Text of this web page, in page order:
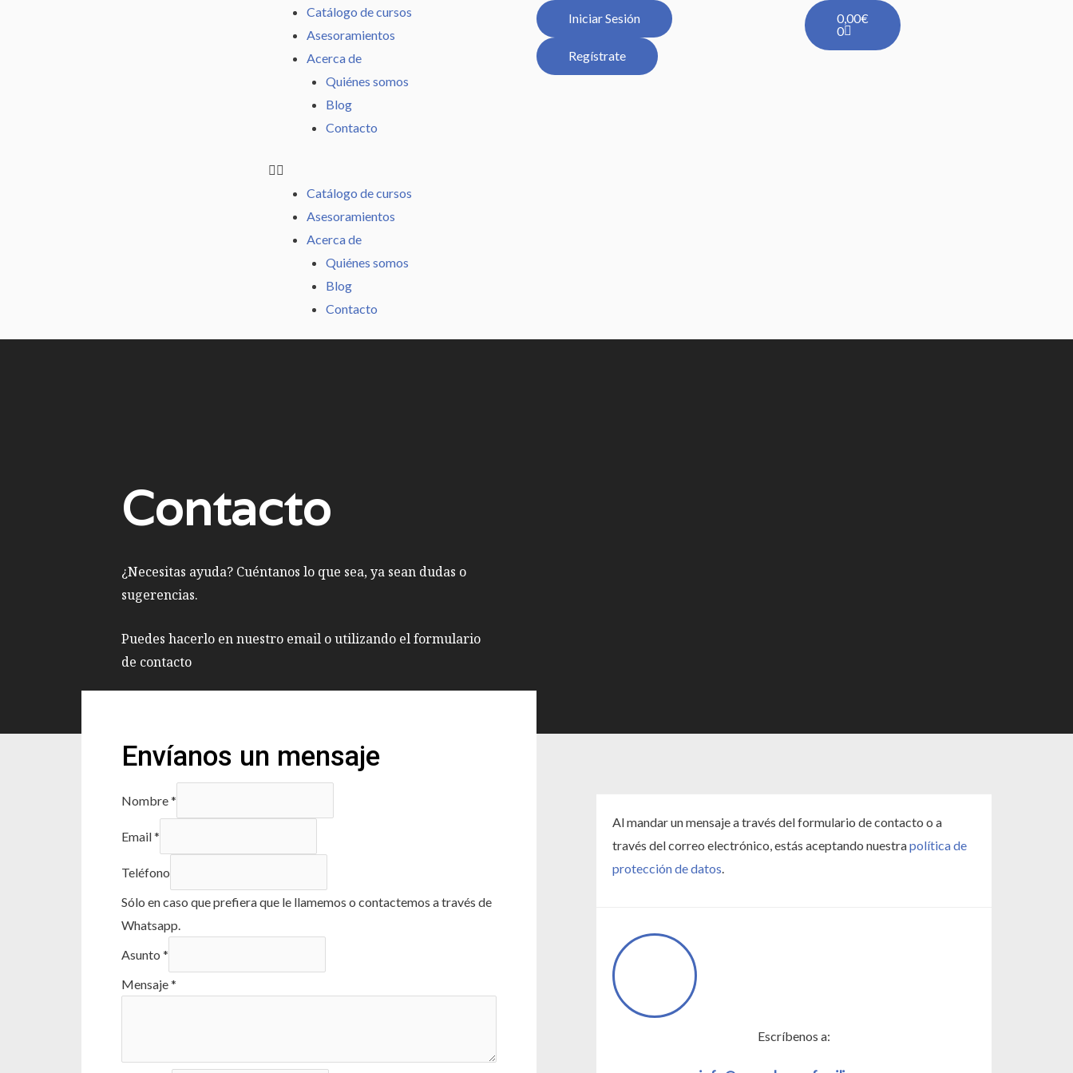
Catálogo de cursos
Asesoramientos
Acerca de
Quiénes somos
Blog
Contacto
Catálogo de cursos
Asesoramientos
Acerca de
Quiénes somos
Blog
Contacto
Iniciar Sesión
Regístrate
0,00€
0
Contacto
¿Necesitas ayuda? Cuéntanos lo que sea, ya sean dudas o
sugerencias.
Puedes hacerlo en nuestro email o utilizando el formulario
de contacto
Envíanos un mensaje
Nombre*
Email*
Teléfono
Sólo en caso que prefiera que le llamemos o contactemos a través de
Whatsapp.
Asunto *
Mensaje*
Al mandar un mensaje a través del formulario de contacto o a
través del correo electrónico, estás aceptando nuestrapolítica de
protección de datos.
Escríbenos a: